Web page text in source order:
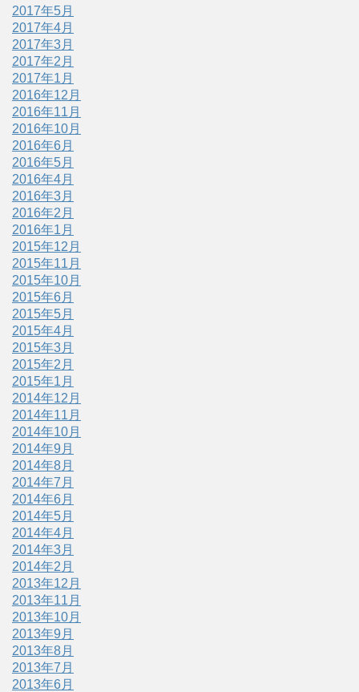
2017年5月
2017年4月
2017年3月
2017年2月
2017年1月
2016年12月
2016年11月
2016年10月
2016年6月
2016年5月
2016年4月
2016年3月
2016年2月
2016年1月
2015年12月
2015年11月
2015年10月
2015年6月
2015年5月
2015年4月
2015年3月
2015年2月
2015年1月
2014年12月
2014年11月
2014年10月
2014年9月
2014年8月
2014年7月
2014年6月
2014年5月
2014年4月
2014年3月
2014年2月
2013年12月
2013年11月
2013年10月
2013年9月
2013年8月
2013年7月
2013年6月